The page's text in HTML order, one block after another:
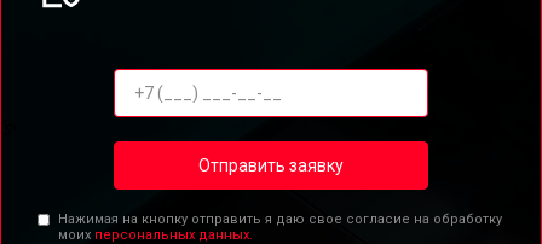
Отправить заявку
Нажимая на кнопку отправить я даю свое согласие на обработку
моих персональных данных.